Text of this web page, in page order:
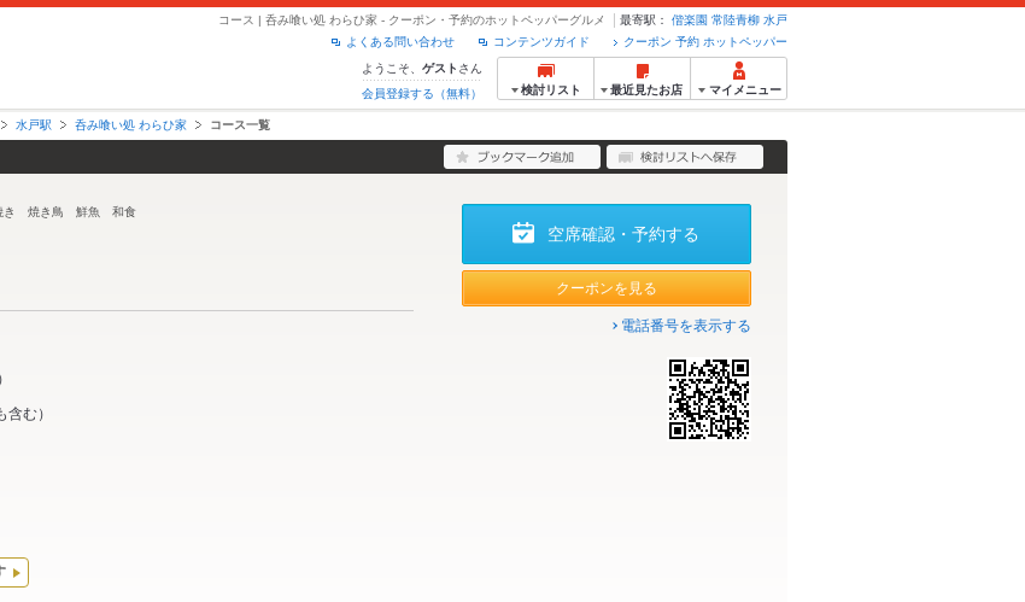
コース | 呑み喰い処 わらひ家 - クーポン・予約のホットペッパーグルメ 最寄駅： 偕楽園 常陸青柳 水戸
クーポン 予約 ホットペッパー
コンテンツガイド
よくある問い合わせ
ようこそ、 ゲスト さん
会員登録する（無料）
検討リスト 最近見たお店 マイメニュー
水戸駅 呑み喰い処 わらひ家 コース一覧
き 焼き鳥 鮮魚 和食
）
む）
空席確認・予約する
クーポンを見る
電話番号を表示する